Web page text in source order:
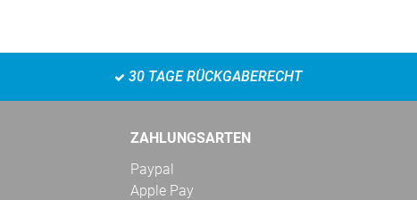
30 TAGE RÜCKGABERECHT
ZAHLUNGSARTEN
Paypal
Apple Pay